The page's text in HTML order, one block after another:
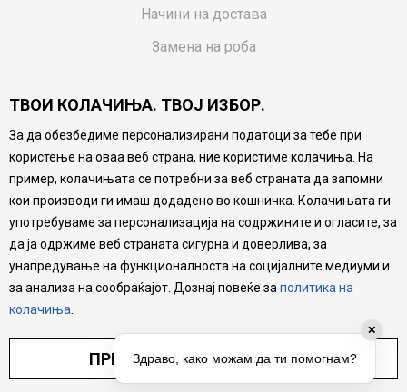
Начини на достава
Замена на роба
Ваучери
Product Finder
FAQs
Настојуваме да бидеме што попрецизни во описот на
производите, прикажување на слики и цени, но не
можеме да гарантираме дека сите информации се
комплетни и без грешка. Сите производи се дел од
нашата понуда, но не се подразбира дека мора да се
достапни во секој момент.
ТВОИ КОЛАЧИЊА. ТВОЈ ИЗБОР.
За да обезбедиме персонализирани податоци за тебе при
користење на оваа веб страна, ние користиме колачиња. На
пример, колачињата се потребни за веб страната да запомни
кои производи ги имаш додадено во кошничка. Колачињата ги
употребуваме за персонализација на содржините и огласите, за
да ја одржиме веб страната сигурна и доверлива, за
унапредување на функционалноста на социјалните медиуми и
за анализа на сообраќајот. Дознај повеќе за политика на
колачиња
ПРИЛАГОДИ ПОСТАВУВАЊА
✕
Здраво, како можам да ти помогнам?